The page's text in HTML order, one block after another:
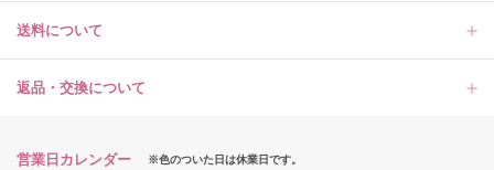
送料について
返品・交換について
営業日カレンダー ※色のついた日は休業日です。